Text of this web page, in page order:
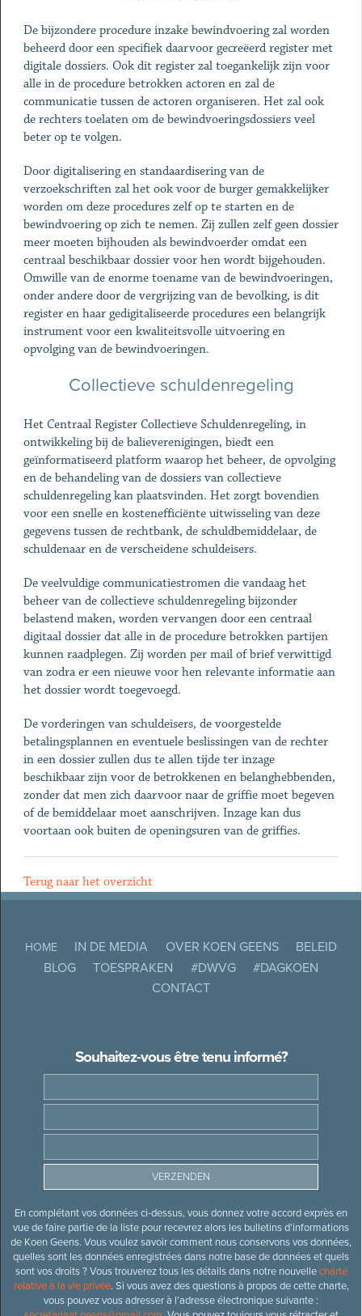
De bijzondere procedure inzake bewindvoering zal worden
beheerd door een specifiek daarvoor gecreëerd register met
digitale dossiers. Ook dit register zal toegankelijk zijn voor
alle in de procedure betrokken actoren en zal de
communicatie tussen de actoren organiseren. Het zal ook
de rechters toelaten om de bewindvoeringsdossiers veel
beter op te volgen.
Door digitalisering en standaardisering van de
verzoekschriften zal het ook voor de burger gemakkelijker
worden om deze procedures zelf op te starten en de
bewindvoering op zich te nemen. Zij zullen zelf geen dossier
meer moeten bijhouden als bewindvoerder omdat een
centraal beschikbaar dossier voor hen wordt bijgehouden.
Omwille van de enorme toename van de bewindvoeringen,
onder andere door de vergrijzing van de bevolking, is dit
register en haar gedigitaliseerde procedures een belangrijk
instrument voor een kwaliteitsvolle uitvoering en
opvolging van de bewindvoeringen.
Collectieve schuldenregeling
Het Centraal Register Collectieve Schuldenregeling, in
ontwikkeling bij de balieverenigingen, biedt een
geïnformatiseerd platform waarop het beheer, de opvolging
en de behandeling van de dossiers van collectieve
schuldenregeling kan plaatsvinden. Het zorgt bovendien
voor een snelle en kostenefficiënte uitwisseling van deze
gegevens tussen de rechtbank, de schuldbemiddelaar, de
schuldenaar en de verscheidene schuldeisers.
De veelvuldige communicatiestromen die vandaag het
beheer van de collectieve schuldenregeling bijzonder
belastend maken, worden vervangen door een centraal
digitaal dossier dat alle in de procedure betrokken partijen
kunnen raadplegen. Zij worden per mail of brief verwittigd
van zodra er een nieuwe voor hen relevante informatie aan
het dossier wordt toegevoegd.
De vorderingen van schuldeisers, de voorgestelde
betalingsplannen en eventuele beslissingen van de rechter
in een dossier zullen dus te allen tijde ter inzage
beschikbaar zijn voor de betrokkenen en belanghebbenden,
zonder dat men zich daarvoor naar de griffie moet begeven
of de bemiddelaar moet aanschrijven. Inzage kan dus
voortaan ook buiten de openingsuren van de griffies.
Terug naar het overzicht
HOME IN DE MEDIA OVER KOEN GEENS
BELEID
BLOG
TOESPRAKEN #DWVG
#DAGKOEN
CONTACT
Souhaitez-vous être tenu informé?
En complétant vos données ci-dessus, vous donnez votre accord exprès en
vue de faire partie de la liste pour recevrez alors les bulletins d’informations
de Koen Geens. Vous voulez savoir comment nous conservons vos données,
quelles sont les données enregistrées dans notre base de données et quels
sont vos droits ? Vous trouverez tous les détails dans notre nouvellecharte
relative à la vie privée. Si vous avez des questions à propos de cette charte,
vous pouvez vous adresser à l’adresse électronique suivante :